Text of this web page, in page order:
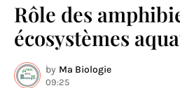
Rôle des
écosystèmes
by Ma Biologie
09:25